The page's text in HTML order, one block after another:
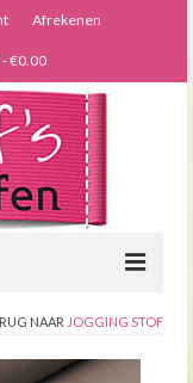
Afrekenen
-€0.00
NAAR JOGGING STOF